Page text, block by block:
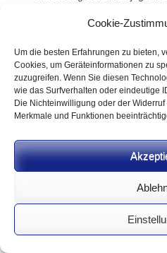
Cookie-
Um die besten Erfahrungen zu bieten,
Cookies, um Geräteinformationen zu
zuzugreifen. Wenn Sie diesen
wie das Surfverhalten oder eindeutige
Die Nichteinwilligung oder der
Merkmale und Funktionen
einer von diesem schriftlich
Jugendjagdscheininhaber
Jagdausübung bzw. des
Wettkampfschießens im
Jagdwaffen und die dafür
Insbesondere dürfen sie
Berechtigter (Leihwaffen)
diesen Tätigkeiten nicht
Jagdausübung bzw. zur